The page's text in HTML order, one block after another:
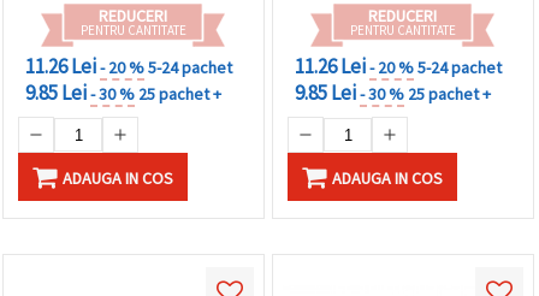
REDUCERI
PENTRU CANTITATE
11.26 Lei- 20 %5-24 pachet
9.85 Lei- 30 % 25 pachet +
ADAUGA IN COS
REDUCERI
PENTRU CANTITATE
11.26 Lei- 20 %5-24 pachet
9.85 Lei- 30 % 25 pachet +
ADAUGA IN COS